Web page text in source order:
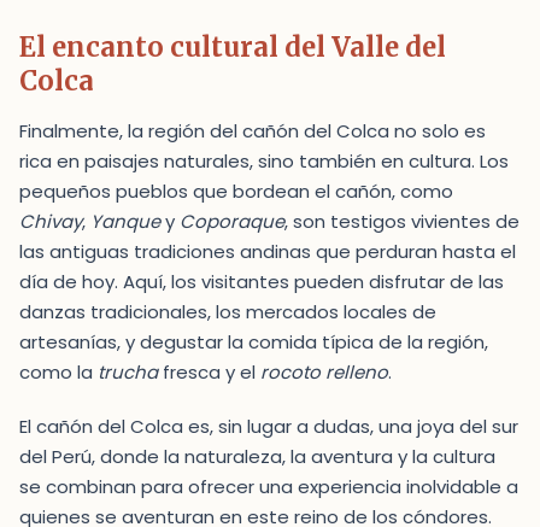
El encanto cultural del Valle del
Colca
Finalmente, la región del cañón del Colca no solo es
rica en paisajes naturales, sino también en cultura. Los
pequeños pueblos que bordean el cañón, como
Chivay, Yanquey Coporaque, son testigos vivientes de
las antiguas tradiciones andinas que perduran hasta el
día de hoy. Aquí, los visitantes pueden disfrutar de las
danzas tradicionales, los mercados locales de
artesanías, y degustar la comida típica de la región,
como la truchafresca y el rocoto relleno.
El cañón del Colca es, sin lugar a dudas, una joya del sur
del Perú, donde la naturaleza, la aventura y la cultura
se combinan para ofrecer una experiencia inolvidable a
quienes se aventuran en este reino de los cóndores.